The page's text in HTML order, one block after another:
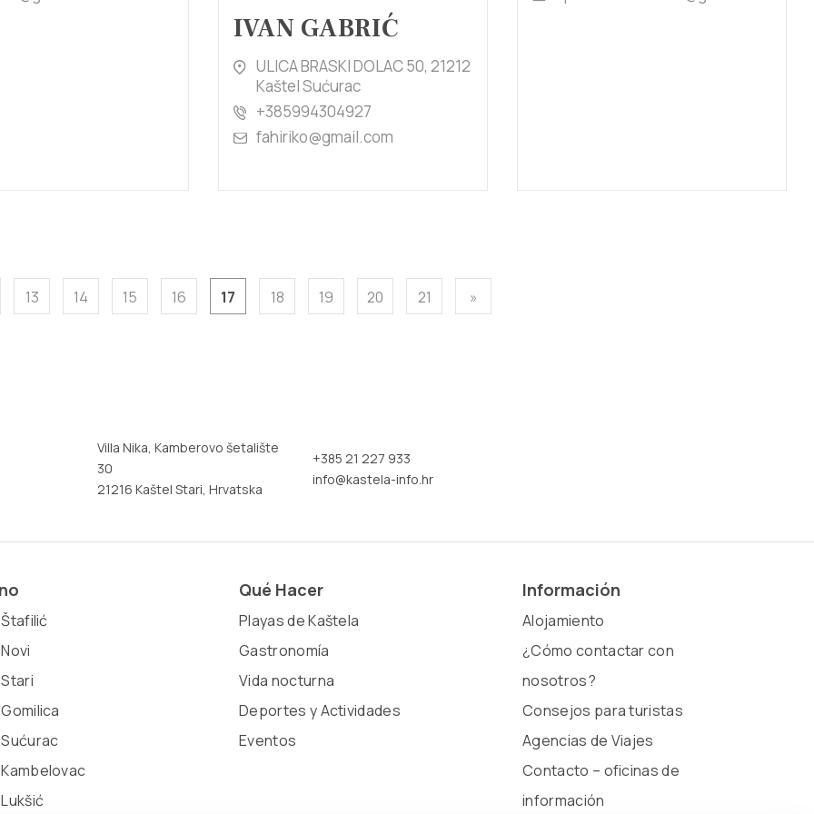
IVAN GABRIĆ
ULICA BRASKI DOLAC 50, 21212
Kaštel Sućurac
+385994304927
fahiriko@gmail.com
13 14 15 16 17 18 19 20 21 »
Villa Nika, Kamberovo šetalište
30
21216 Kaštel Stari, Hrvatska
+385 21 227 933
info@kastela-info.hr
Qué Hacer
Playas de Kaštela
Gastronomía
Vida nocturna
Deportes y Actividades
Eventos
Información
Alojamiento
¿Cómo contactar con
nosotros?
Consejos para turistas
Agencias de Viajes
Contacto – oficinas de
información